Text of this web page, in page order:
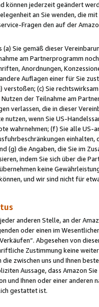
können jederzeit geändert
an Sie wenden, die
Fragen den auf der
(a) Sie gemäß dieser
am Partnerprogramm
Anordnungen,
Auflagen einer für Sie
verstoßen; (c) Sie
der Teilnahme am
verlassen, die in dieser
nutzen, wenn Sie US-
wahrnehmen; (f) Sie alle
(g) die Angaben, die Sie im
indem Sie sich über die
keine
und wir sind nicht für
anderen Stelle, an der
oder einen im
Abgesehen von
Zustimmung keine
zwischen uns und Ihnen
Aussage, dass Amazon
und Ihnen oder einer
gestattet ist.